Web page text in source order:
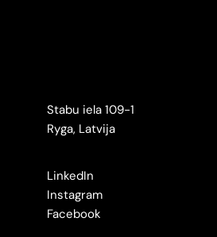
Stabu iela 109-1
Ryga, Latvija
LinkedIn
Instagram
Facebook